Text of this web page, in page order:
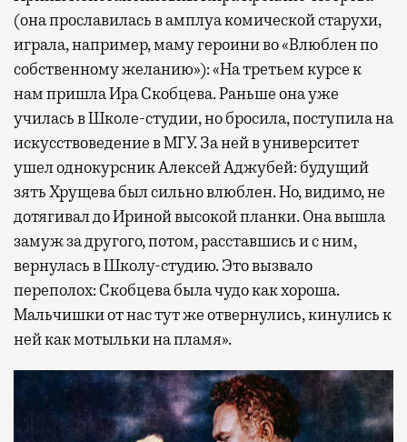
(она прославилась в амплуа комической старухи,
играла, например, маму героини во «Влюблен по
собственному желанию»): «На третьем курсе к
нам пришла Ира Скобцева. Раньше она уже
училась в Школе-­студии, но бросила, поступила на
искусствоведение в МГУ. За ней в университет
ушел однокурсник Алексей Аджубей: будущий
зять Хрущева был сильно влюблен. Но, видимо, не
дотягивал до Ириной высокой планки. Она вышла
замуж за другого, потом, расставшись и с ним,
вернулась в Школу-­студию. Это вызвало
переполох: Скобцева была чудо как хороша.
Мальчишки от нас тут же отвернулись, кинулись к
ней как мотыльки на пламя».